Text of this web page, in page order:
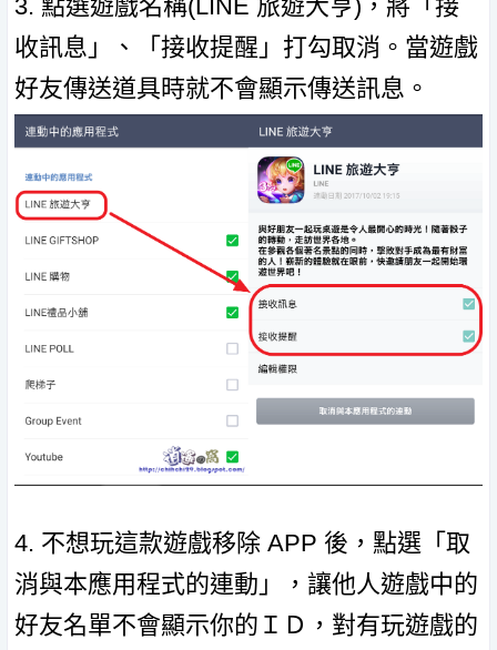
3. 點選遊戲名稱(LINE 旅遊大亨)，將「接
收訊息」、「接收提醒」打勾取消。當遊戲
好友傳送道具時就不會顯示傳送訊息。
4. 不想玩這款遊戲移除 APP 後，點選「取
消與本應用程式的連動」，讓他人遊戲中的
好友名單不會顯示你的ＩＤ，對有玩遊戲的